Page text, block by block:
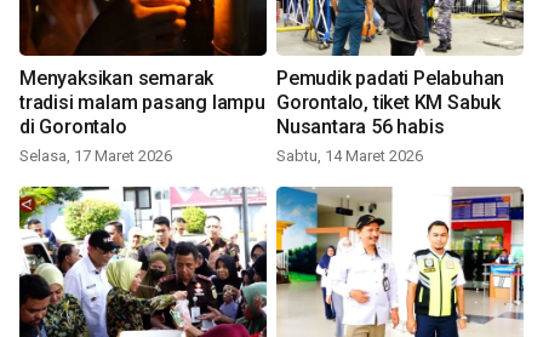
Menyaksikan semarak
tradisi malam pasang lampu
di Gorontalo
Selasa, 17 Maret 2026
Pemudik padati Pelabuhan
Gorontalo, tiket KM Sabuk
Nusantara 56 habis
Sabtu, 14 Maret 2026